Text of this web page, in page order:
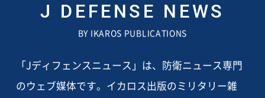
J DEFENSE NEWS
BY IKAROS PUBLICATIONS
「Jディフェンスニュース」は、防衛ニュース専門
のウェブ媒体です。イカロス出版のミリタリー雑